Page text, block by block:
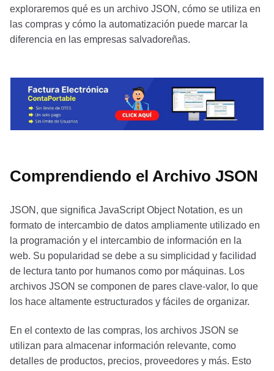
exploraremos qué es un archivo JSON, cómo se utiliza en
las compras y cómo la automatización puede marcar la
diferencia en las empresas salvadoreñas.
Comprendiendo el Archivo JSON
JSON, que significa JavaScript Object Notation, es un
formato de intercambio de datos ampliamente utilizado en
la programación y el intercambio de información en la
web. Su popularidad se debe a su simplicidad y facilidad
de lectura tanto por humanos como por máquinas. Los
archivos JSON se componen de pares clave-valor, lo que
los hace altamente estructurados y fáciles de organizar.
En el contexto de las compras, los archivos JSON se
utilizan para almacenar información relevante, como
detalles de productos, precios, proveedores y más. Esto